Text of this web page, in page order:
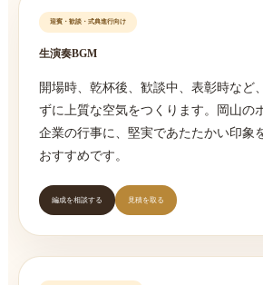
迎賓・歓談・式典進行向け
生演奏BGM
開場時、乾杯後、歓談中、表彰時など
ずに上質な空気をつくります。岡山の
企業の行事に、堅実であたたかい印象
おすすめです。
編成を相談する 見積を取る